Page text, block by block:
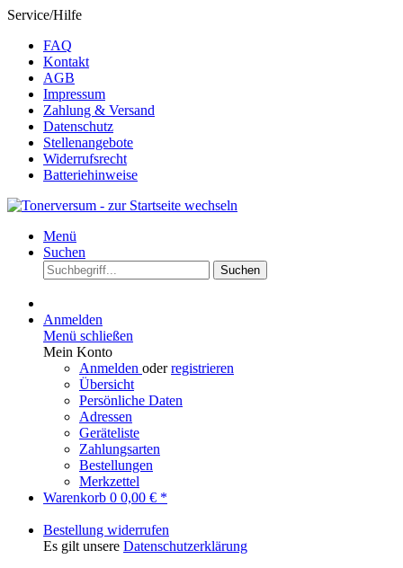
Service/Hilfe
FAQ
Kontakt
AGB
Impressum
Zahlung & Versand
Datenschutz
Stellenangebote
Widerrufsrecht
Batteriehinweise
Menü
Suchen
Suchen
Anmelden
Menü schließen
Mein Konto
Anmelden oderregistrieren
Übersicht
Persönliche Daten
Adressen
Geräteliste
Zahlungsarten
Bestellungen
Merkzettel
Warenkorb 0 0,00 € *
Bestellung widerrufen
Es gilt unsere Datenschutzerklärung